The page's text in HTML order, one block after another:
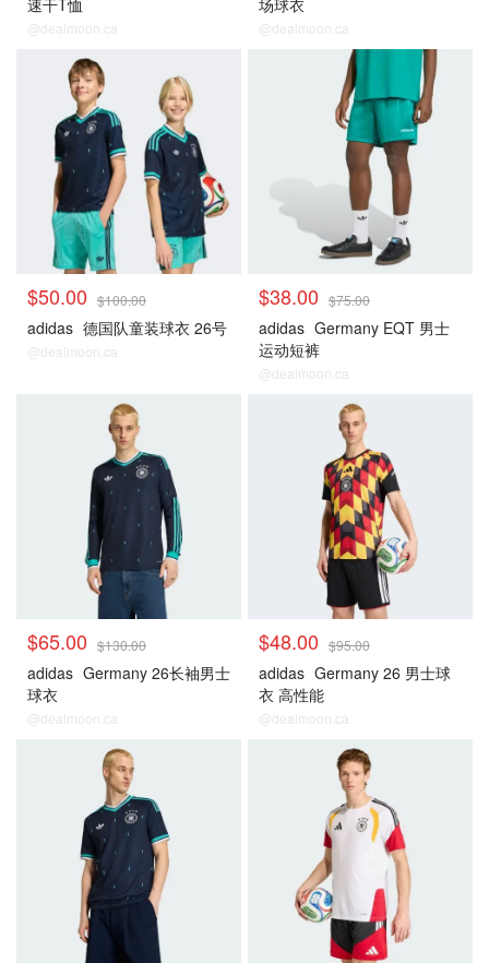
@dealmoon.ca @dealmoon.ca
$50.00 $100.00
adidas 德国队童装球衣 26号
@dealmoon.ca
$38.00 $75.00
adidas Germany EQT 男士
运动短裤
@dealmoon.ca
$65.00 $130.00
adidas Germany 26长袖男士
球衣
@dealmoon.ca
$48.00 $95.00
adidas Germany 26 男士球
衣 高性能
@dealmoon.ca